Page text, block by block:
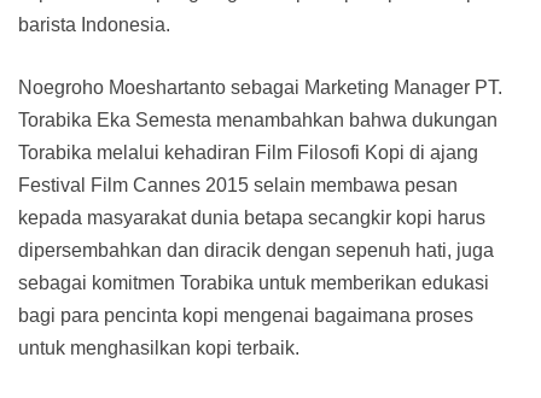
barista Indonesia.
Noegroho Moeshartanto sebagai Marketing Manager PT.
Torabika Eka Semesta menambahkan bahwa dukungan
Torabika melalui kehadiran Film Filosofi Kopi di ajang
Festival Film Cannes 2015 selain membawa pesan
kepada masyarakat dunia betapa secangkir kopi harus
dipersembahkan dan diracik dengan sepenuh hati, juga
sebagai komitmen Torabika untuk memberikan edukasi
bagi para pencinta kopi mengenai bagaimana proses
untuk menghasilkan kopi terbaik.